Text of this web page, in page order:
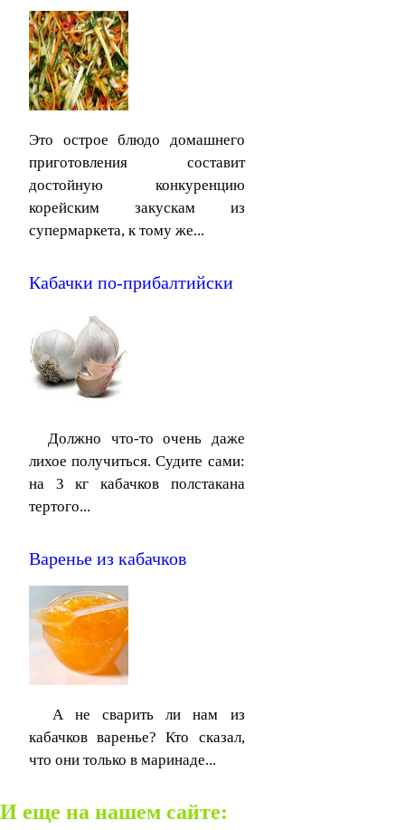
Это острое блюдо домашнего
приготовления составит
достойную конкуренцию
корейским закускам из
супермаркета, к тому же...
Кабачки по-прибалтийски
Должно что-то очень даже
лихое получиться. Судите сами:
на 3 кг кабачков полстакана
тертого...
Варенье из кабачков
А не сварить ли нам из
кабачков варенье? Кто сказал,
что они только в маринаде...
И еще на нашем сайте: